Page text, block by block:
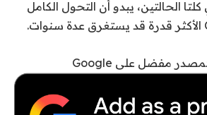
الحالتين، يبدو أن التحول الكامل